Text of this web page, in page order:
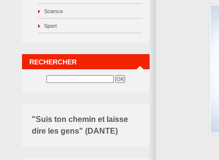
Science
Sport
RECHERCHER
"Suis ton chemin et laisse
dire les gens" (DANTE)